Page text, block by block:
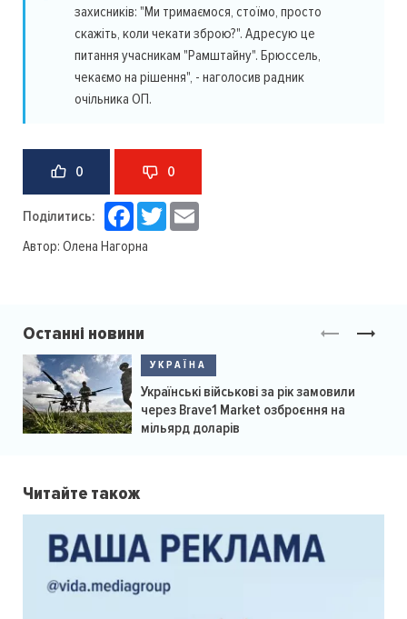
захисників: "Ми тримаємося, стоїмо, просто
скажіть, коли чекати зброю?". Адресую це
питання учасникам "Рамштайну". Брюссель,
чекаємо на рішення", - наголосив радник
очільника ОП.
0 0
Поділитись: Facebook
Twitter
Автор: Олена Нагорна
Останні новини
УКРАЇНА
Українські військові за рік замовили
через Brave1 Market озброєння на
мільярд доларів
Читайте також